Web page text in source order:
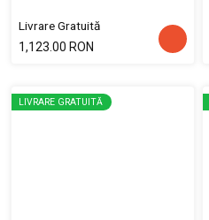
Livrare Gratuită
1,123.00 RON
LIVRARE GRATUITĂ